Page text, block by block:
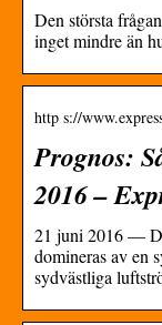
Den största
inget mindre än
http s://
Prognos:
2016 –
21 juni 2016 —
domineras av en
sydvästliga